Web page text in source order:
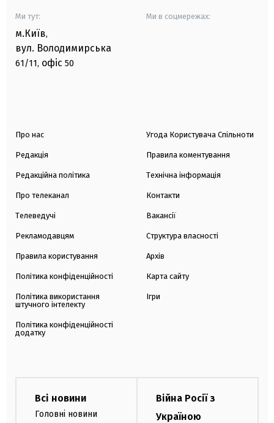
Ми тут:
м.Київ,
вул. Володимирська
61/11, офіс 50
Ми в соцмережах:
Про нас
Редакція
Редакційна політика
Про телеканал
Телеведучі
Рекламодавцям
Правила користування
Політика конфіденційності
Політика використання
штучного інтелекту
Політика конфіденційності
додатку
Угода Користувача Спільноти
Правила коментування
Технічна інформація
Контакти
Вакансії
Структура власності
Архів
Карта сайту
Ігри
Всі новини
Головні новини
Війна Росії з
Україною